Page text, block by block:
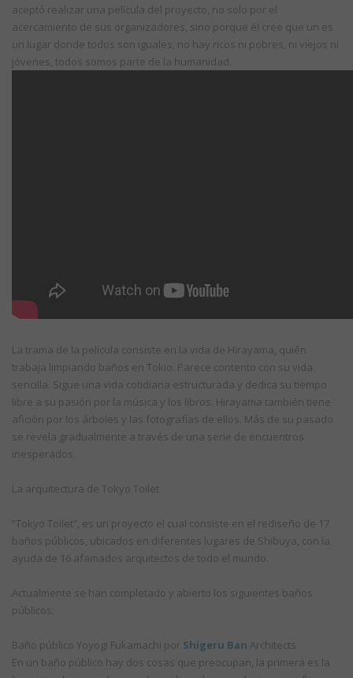
aceptó realizar una película del proyecto, no solo por el
acercamiento de sus organizadores, sino porque él cree que un es
un lugar donde todos son iguales, no hay ricos ni pobres, ni viejos ni
jóvenes, todos somos parte de la humanidad.
La trama de la película consiste en la vida de Hirayama, quién
trabaja limpiando baños en Tokio. Parece contento con su vida
sencilla. Sigue una vida cotidiana estructurada y dedica su tiempo
libre a su pasión por la música y los libros. Hirayama también tiene
afición por los árboles y las fotografías de ellos. Más de su pasado
se revela gradualmente a través de una serie de encuentros
inesperados.
La arquitectura de Tokyo Toilet
“Tokyo Toilet”, es un proyecto el cual consiste en el rediseño de 17
baños públicos, ubicados en diferentes lugares de Shibuya, con la
ayuda de 16 afamados arquitectos de todo el mundo.
Actualmente se han completado y abierto los siguientes baños
públicos:
Baño público Yoyogi Fukamachi por Shigeru Ban Architects
En un baño público hay dos cosas que preocupan, la primera es la